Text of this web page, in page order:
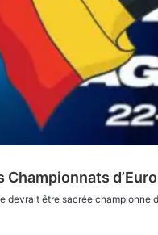
Championnats
devrait être sacrée